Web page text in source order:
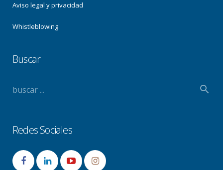
Aviso legal y privacidad
Whistleblowing
Buscar
Redes Sociales